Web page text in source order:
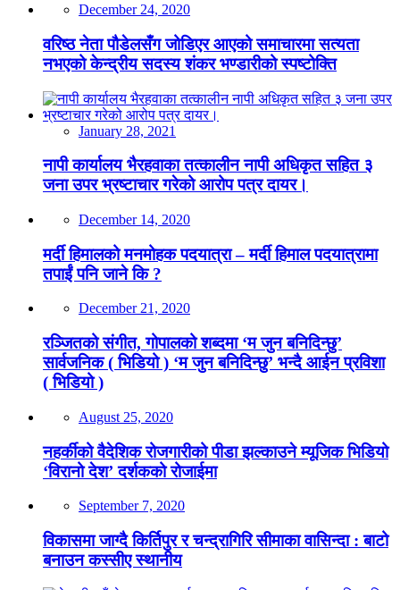
December 24, 2020
वरिष्ठ नेता पौडेलसँग जोडिएर आएको समाचारमा सत्यता
नभएको केन्द्रीय सदस्य शंकर भण्डारीको स्पष्टोक्ति
January 28, 2021
नापी कार्यालय भैरहवाका तत्कालीन नापी अधिकृत सहित ३
जना उपर भ्रष्टाचार गरेको आरोप पत्र दायर।
December 14, 2020
मर्दी हिमालको मनमोहक पदयात्रा – मर्दी हिमाल पदयात्रामा
तपाईं पनि जाने कि ?
December 21, 2020
रञ्जितको संगीत, गोपालको शब्दमा ‘म जुन बनिदिन्छु’
सार्वजनिक ( भिडियो ) ‘म जुन बनिदिन्छु’ भन्दै आईन प्रविशा
( भिडियो )
August 25, 2020
नहर्कीको वैदेशिक रोजगारीको पीडा झल्काउने म्यूजिक भिडियो
‘विरानो देश’ दर्शकको रोजाईमा
September 7, 2020
विकासमा जाग्दै किर्तिपुर र चन्द्रागिरि सीमाका वासिन्दा : बाटो
बनाउन कस्सीए स्थानीय